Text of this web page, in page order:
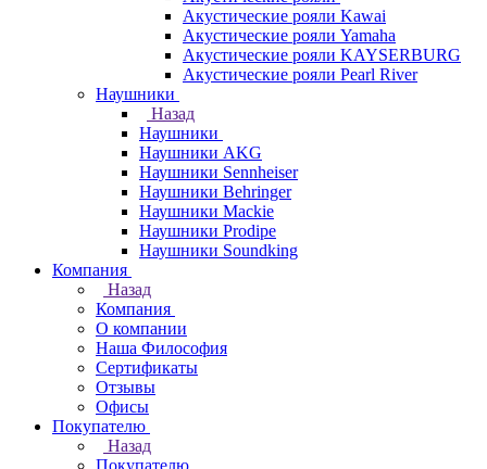
Акустические рояли Kawai
Акустические рояли Yamaha
Акустические рояли KAYSERBURG
Акустические рояли Pearl River
Наушники
Назад
Наушники
Наушники AKG
Наушники Sennheiser
Наушники Behringer
Наушники Mackie
Наушники Prodipe
Наушники Soundking
Компания
Назад
Компания
О компании
Наша Философия
Сертификаты
Отзывы
Офисы
Покупателю
Назад
Покупателю